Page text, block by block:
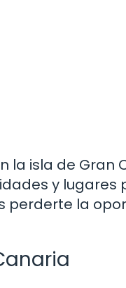
la isla de Gran
y lugares
perderte la